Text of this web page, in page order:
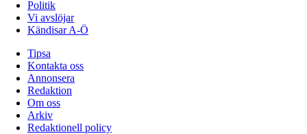
Politik
Vi avslöjar
Kändisar A-Ö
Tipsa
Kontakta oss
Annonsera
Redaktion
Om oss
Arkiv
Redaktionell policy